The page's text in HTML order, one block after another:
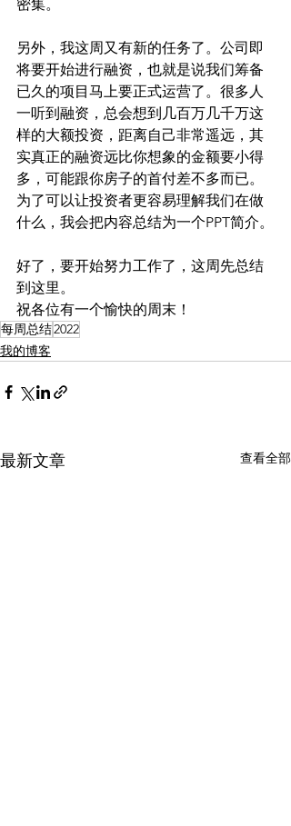
密集。
另外，我这周又有新的任务了。公司即
将要开始进行融资，也就是说我们筹备
已久的项目马上要正式运营了。很多人
一听到融资，总会想到几百万几千万这
样的大额投资，距离自己非常遥远，其
实真正的融资远比你想象的金额要小得
多，可能跟你房子的首付差不多而已。
为了可以让投资者更容易理解我们在做
什么，我会把内容总结为一个PPT简介。
好了，要开始努力工作了，这周先总结
到这里。
祝各位有一个愉快的周末！
每周总结2022
我的博客
最新文章 查看全部